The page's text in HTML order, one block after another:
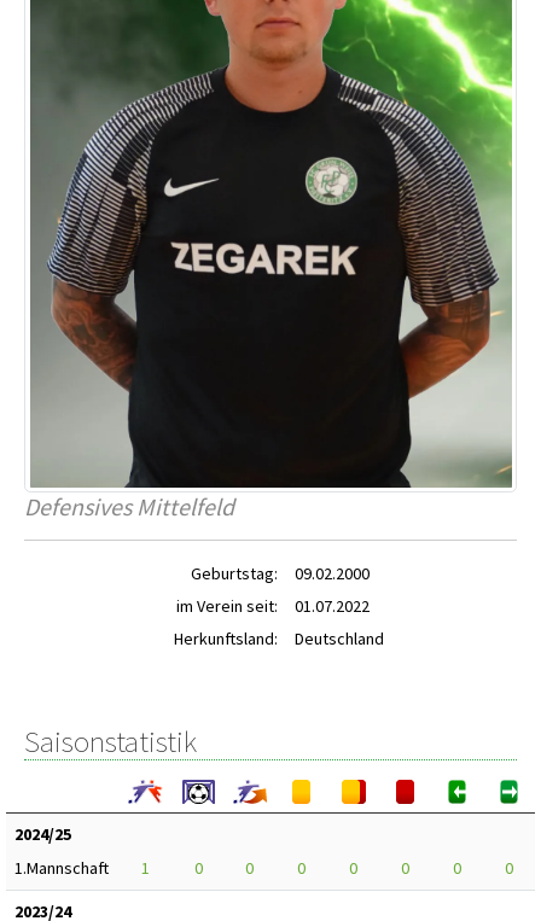
Defensives Mittelfeld
Geburtstag:
09.02.2000
im Verein seit:
01.07.2022
Herkunftsland:
Deutschland
Saisonstatistik
2024/25
1.Mannschaft
1 0 0 0 0 0 0
0
2023/24